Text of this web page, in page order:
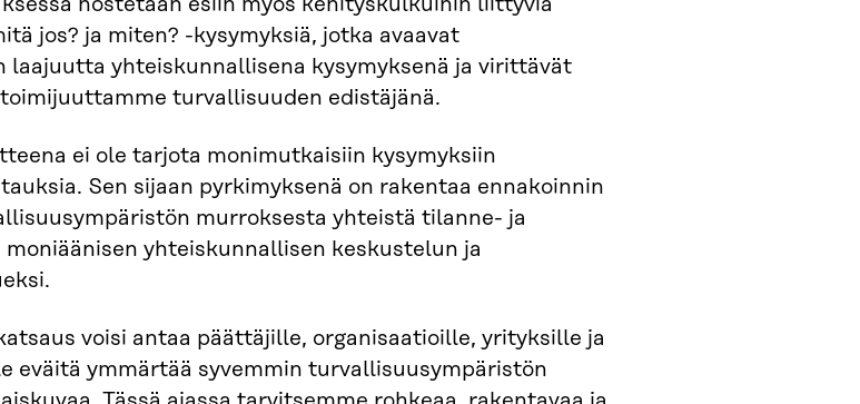
nostetaan esiin myös kehityskulkuihin liittyviä
jos? ja miten? -kysymyksiä, jotka avaavat
laajuutta yhteiskunnallisena kysymyksenä ja virittävät
turvallisuuden edistäjänä.
ei ole tarjota monimutkaisiin kysymyksiin
Sen sijaan pyrkimyksenä on rakentaa ennakoinnin
murroksesta yhteistä tilanne- ja
yhteiskunnallisen keskustelun ja
voisi antaa päättäjille, organisaatioille, yrityksille ja
eväitä ymmärtää syvemmin turvallisuusympäristön